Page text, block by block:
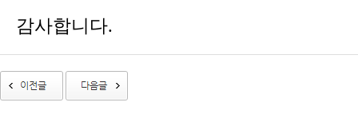
감사합니다.